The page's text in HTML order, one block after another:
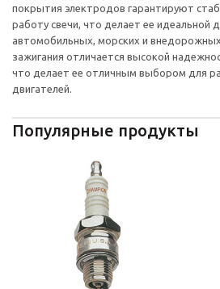
покрытия электродов гарантируют
работу свечи, что делает ее идеальной
автомобильных, морских и
зажигания отличается высокой
что делает ее отличным выбором для
двигателей.
Популярные продукты